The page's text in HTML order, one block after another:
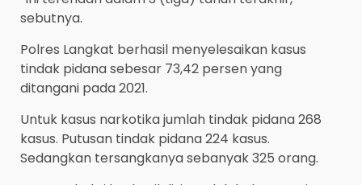
sebutnya.
Polres Langkat berhasil menyelesaikan kasus
tindak pidana sebesar 73,42 persen yang
ditangani pada 2021.
Untuk kasus narkotika jumlah tindak pidana 268
kasus. Putusan tindak pidana 224 kasus.
Sedangkan tersangkanya sebanyak 325 orang.